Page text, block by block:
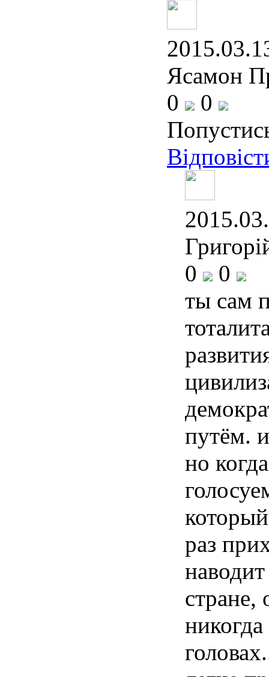
Ясамон
0
0
0
0
ты сам
путём.
но
раз
стране,